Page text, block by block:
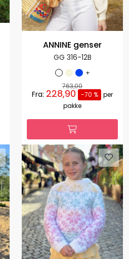
ANNINE genser
GG 316-12B
+
763,00
Fra: 228,90 -70 % per
pakke